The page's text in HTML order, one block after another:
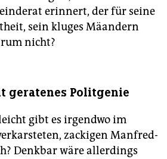
erinnert, der für seine
sein kluges Mäandern
nicht?
geratenes Politgenie
gibt es irgendwo im
zackigen Manfred-
Denkbar wäre allerdings